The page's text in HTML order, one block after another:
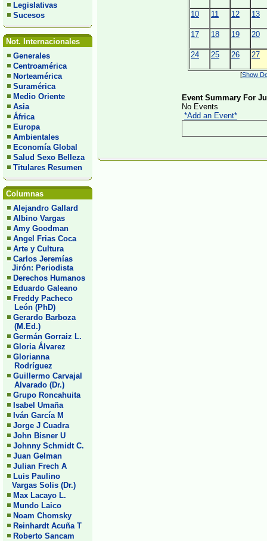
Legislativas
Sucesos
Not. Internacionales
Generales
Centroamérica
Norteamérica
Suramérica
Medio Oriente
Asia
África
Europa
Ambientales
Economía Global
Salud Sexo Belleza
Titulares Resumen
Columnas
Alejandro Gallard
Albino Vargas
Amy Goodman
Angel Frias Coca
Arte y Cultura
Carlos Jeremías
Jirón: Periodista
Derechos Humanos
Eduardo Galeano
Freddy Pacheco
León (PhD)
Gerardo Barboza
(M.Ed.)
Germán Gorraiz L.
Gloria Álvarez
Glorianna
Rodríguez
Guillermo Carvajal
Alvarado (Dr.)
Grupo Roncahuita
Isabel Umaña
Iván García M
Jorge J Cuadra
John Bisner U
Johnny Schmidt C.
Juan Gelman
Julian Frech A
Luis Paulino
Vargas Solis (Dr.)
Max Lacayo L.
Mundo Laico
Noam Chomsky
Reinhardt Acuña T
Roberto Sancam
10 11 12 13
17 18 19 20
24 25 26 27
[Show
Event Summary For
No Events
*Add an Event*